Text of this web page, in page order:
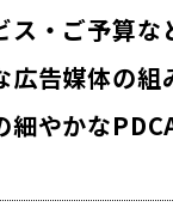
ス・ご予算
広告媒体の組
細やかな